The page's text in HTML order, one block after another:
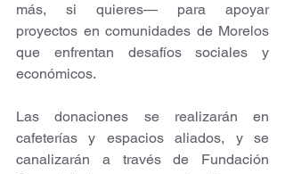
más, si quieres— para apoyar
proyectos en comunidades de Morelos
que enfrentan desafíos sociales y
económicos.
Las donaciones se realizarán en
cafeterías y espacios aliados, y se
canalizarán a través de Fundación